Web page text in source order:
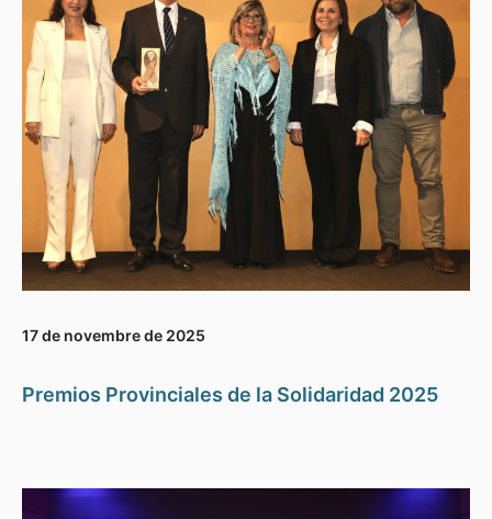
17 de novembre de 2025
Premios Provinciales de la Solidaridad 2025